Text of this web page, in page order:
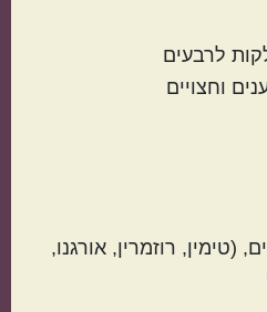
לרבעים
וחצויים
(טימין, רוזמרין, אורגנו,